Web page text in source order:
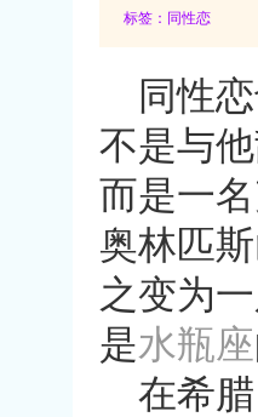
标签：同性恋
同性
不是与
而是一
奥林匹
之变为
是水瓶座
在希